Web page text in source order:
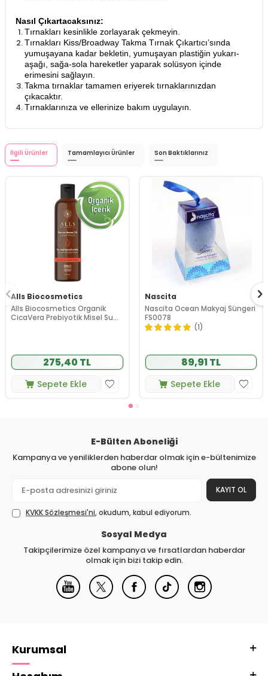
Nasıl Çıkartacaksınız:
Tırnakları kesinlikle zorlayarak çekmeyin.
Tırnakları Kiss/Broadway Takma Tırnak Çıkartıcı’sında
yumuşayana kadar bekletin, yumuşayan plastiğin yukarı-
aşağı, sağa-sola hareketler yaparak solüsyon içinde
erimesini sağlayın.
Takma tırnaklar tamamen eriyerek tırnaklarınızdan
çıkacaktır.
​Tırnaklarınıza ve ellerinize bakım uygulayın.
İlgili Ürünler Tamamlayıcı Ürünler Son Baktıklarınız
Alls Biocosmetics
Alls Biocosmetics Organik
CicaVera Prebiyotik Misel Su
275,40 TL
Sepete Ekle
Nascita
Nascita Ocean Makyaj Süngeri
FS0078
(1)
89,91 TL
Sepete Ekle
E-Bülten Aboneliği
Kampanya ve yeniliklerden haberdar olmak için e-bültenimize
abone olun!
KAYIT OL
KVKK Sözleşmesi'ni, okudum, kabul ediyorum.
Sosyal Medya
Takipçilerimize özel kampanya ve fırsatlardan haberdar
olmak için bizi takip edin.
Kurumsal